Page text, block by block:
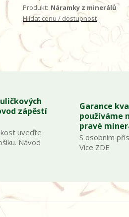
Produkt: Náramky z minerálů
Hlídat cenu / dostupnost
zápěstí
uveďte
Návod
Garance
používáme
pravé
S osobním
Více ZDE